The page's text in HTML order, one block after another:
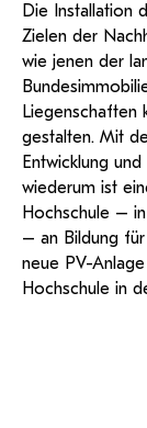
Die Installation
Zielen der
wie jenen der
Liegenschaften
gestalten. Mit
Entwicklung
wiederum ist
Hochschule –
– an Bildung
neue PV-
Hochschule in